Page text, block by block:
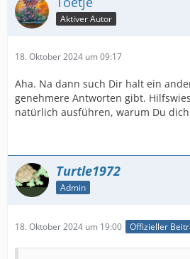
Aktiver Autor
18. Oktober 2024 um 09:17
Aha. Na dann such Dir halt ein
genehmere Antworten gibt.
natürlich ausführen, warum Du
Turtle1972
Admin
18. Oktober 2024 um 19:00 Offizieller